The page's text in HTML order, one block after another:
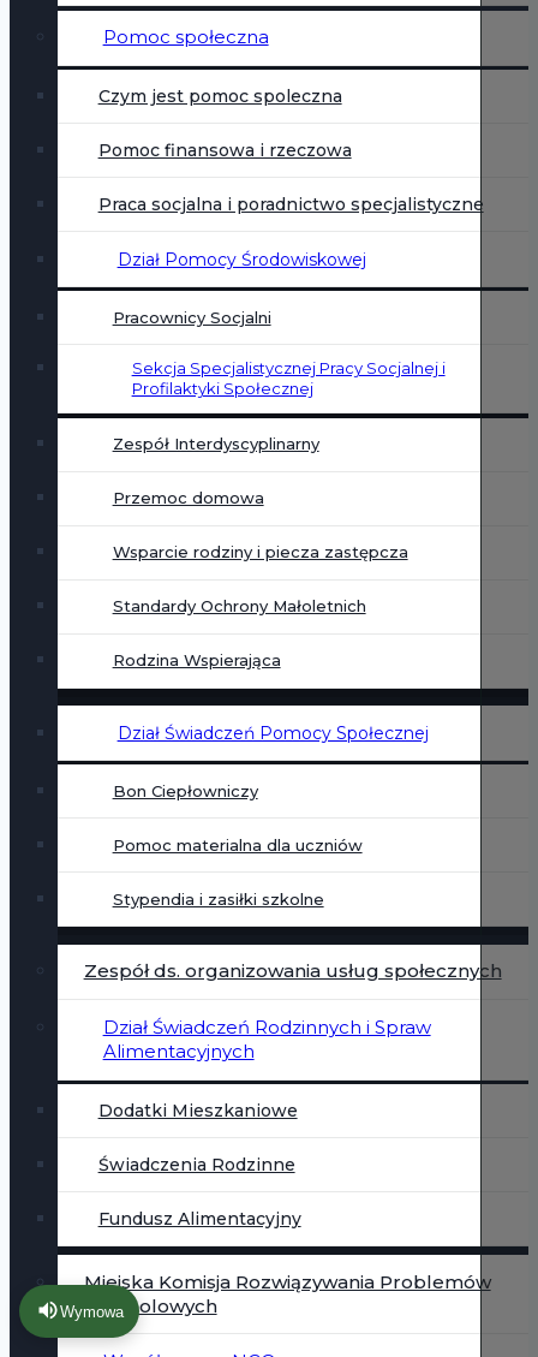
Pomoc społeczna
Czym jest pomoc spoleczna
Pomoc finansowa i rzeczowa
Praca socjalna i poradnictwo specjalistyczne
Dział Pomocy Środowiskowej
Pracownicy Socjalni
Sekcja Specjalistycznej Pracy Socjalnej i
Profilaktyki Społecznej
Zespół Interdyscyplinarny
Przemoc domowa
Wsparcie rodziny i piecza zastępcza
Standardy Ochrony Małoletnich
Rodzina Wspierająca
Dział Świadczeń Pomocy Społecznej
Bon Ciepłowniczy
Pomoc materialna dla uczniów
Stypendia i zasiłki szkolne
Zespół ds. organizowania usług społecznych
Dział Świadczeń Rodzinnych i Spraw
Alimentacyjnych
Dodatki Mieszkaniowe
Świadczenia Rodzinne
Fundusz Alimentacyjny
Miejska Komisja Rozwiązywania Problemów
Alkoholowych
Wymowa